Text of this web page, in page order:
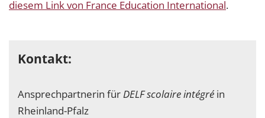
diesem Link von France Education International.
Kontakt:
Ansprechpartnerin fürDELF scolaire intégré in
Rheinland-Pfalz